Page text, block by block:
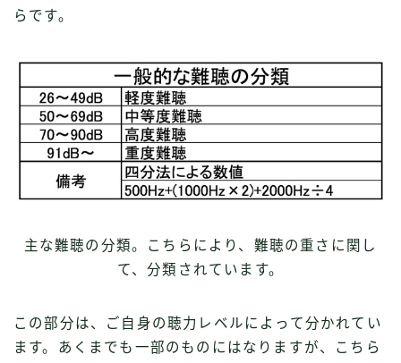
らです。
主な難聴の分類。こちらにより、難聴の重さに関し
て、分類されています。
この部分は、ご自身の聴力レベルによって分かれてい
ます。あくまでも一部のものにはなりますが、こちら